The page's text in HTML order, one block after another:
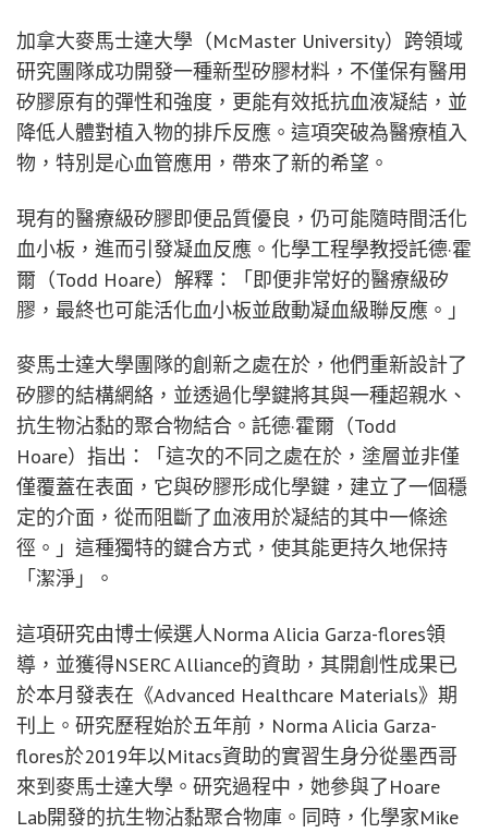
加拿大麥馬士達大學（McMaster University）跨領域
研究團隊成功開發一種新型矽膠材料，不僅保有醫用
矽膠原有的彈性和強度，更能有效抵抗血液凝結，並
降低人體對植入物的排斥反應。這項突破為醫療植入
物，特別是心血管應用，帶來了新的希望。
現有的醫療級矽膠即便品質優良，仍可能隨時間活化
血小板，進而引發凝血反應。化學工程學教授託德·霍
爾（Todd Hoare）解釋：「即便非常好的醫療級矽
膠，最終也可能活化血小板並啟動凝血級聯反應。」
麥馬士達大學團隊的創新之處在於，他們重新設計了
矽膠的結構網絡，並透過化學鍵將其與一種超親水、
抗生物沾黏的聚合物結合。託德·霍爾（Todd
Hoare）指出：「這次的不同之處在於，塗層並非僅
僅覆蓋在表面，它與矽膠形成化學鍵，建立了一個穩
定的介面，從而阻斷了血液用於凝結的其中一條途
徑。」這種獨特的鍵合方式，使其能更持久地保持
「潔淨」。
這項研究由博士候選人Norma Alicia Garza-flores領
導，並獲得NSERC Alliance的資助，其開創性成果已
於本月發表在《Advanced Healthcare Materials》期
刊上。研究歷程始於五年前，Norma Alicia Garza-
flores於2019年以Mitacs資助的實習生身分從墨西哥
來到麥馬士達大學。研究過程中，她參與了Hoare
Lab開發的抗生物沾黏聚合物庫。同時，化學家Mike